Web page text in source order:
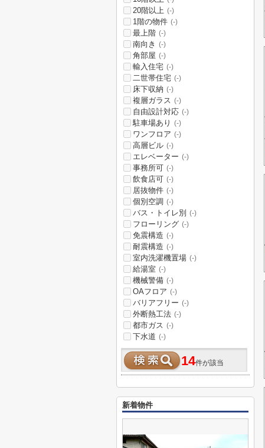
20階以上 (-)
1階の物件 (-)
最上階 (-)
南向き (-)
角部屋 (-)
輸入住宅 (-)
二世帯住宅 (-)
床下収納 (-)
複層ガラス (-)
自由設計対応 (-)
駐車場あり (-)
ワンフロア (-)
高層ビル (-)
エレベーター (-)
事務所可 (-)
飲食店可 (-)
居抜物件 (-)
個別空調 (-)
バス・トイレ別 (-)
フローリング (-)
免震構造 (-)
耐震構造 (-)
室内洗濯機置場 (-)
給湯室 (-)
機械警備 (-)
OAフロア (-)
バリアフリー (-)
外断熱工法 (-)
都市ガス (-)
下水道 (-)
14件が該当
新着物件